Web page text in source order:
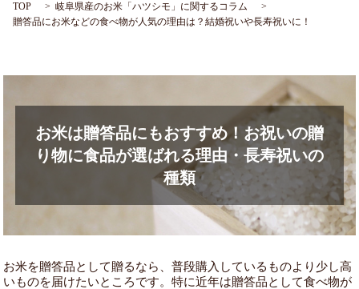
TOP
岐阜県産のお米「ハツシモ」に関するコラム
贈答品にお米などの食べ物が人気の理由は？結婚祝いや長寿祝いに！
お米は贈答品にもおすすめ！お祝いの贈
り物に食品が選ばれる理由・長寿祝いの
種類
お米を贈答品として贈るなら、普段購入しているものより少し高
いものを届けたいところです。特に近年は贈答品として食べ物が